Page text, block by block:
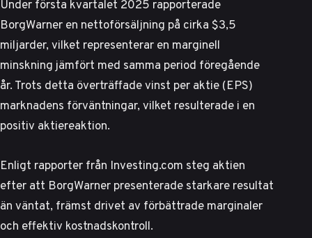
Under första kvartalet 2025 rapporterade
BorgWarner en nettoförsäljning på cirka $3,5
miljarder, vilket representerar en marginell
minskning jämfört med samma period föregående
år. Trots detta överträffade vinst per aktie (EPS)
marknadens förväntningar, vilket resulterade i en
positiv aktiereaktion.
Enligt rapporter från Investing.com steg aktien
efter att BorgWarner presenterade starkare resultat
än väntat, främst drivet av förbättrade marginaler
och effektiv kostnadskontroll.